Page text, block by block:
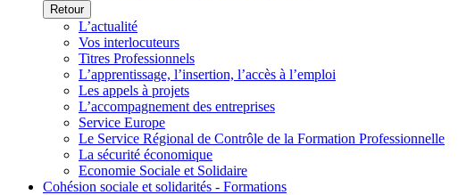
Retour
L’actualité
Vos interlocuteurs
Titres Professionnels
L’apprentissage, l’insertion, l’accès à l’emploi
Les appels à projets
L’accompagnement des entreprises
Service Europe
Le Service Régional de Contrôle de la Formation Professionnelle
La sécurité économique
Economie Sociale et Solidaire
Cohésion sociale et solidarités - Formations